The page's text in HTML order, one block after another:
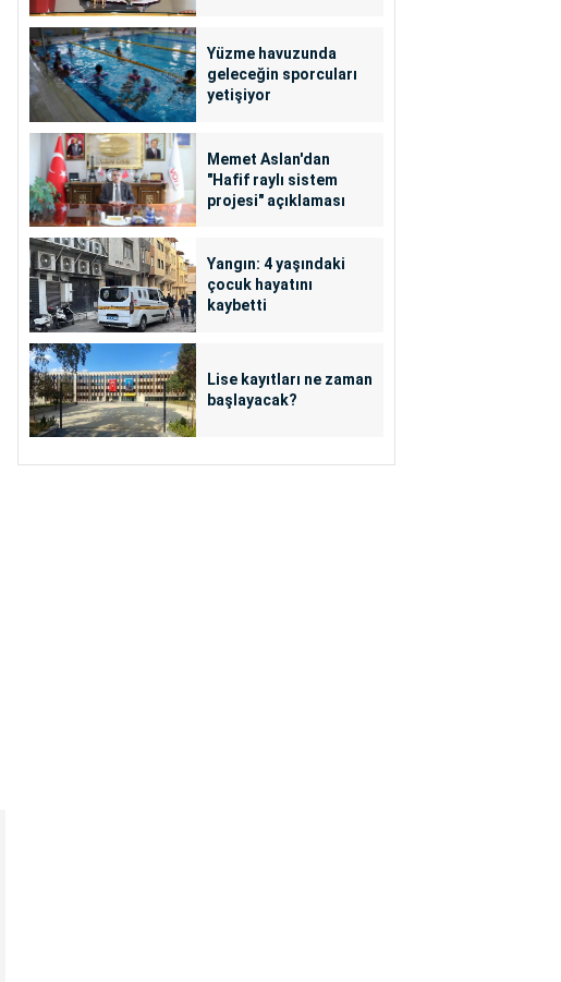
Yüzme havuzunda
geleceğin sporcuları
yetişiyor
Memet Aslan'dan
"Hafif raylı sistem
projesi" açıklaması
Yangın: 4 yaşındaki
çocuk hayatını
kaybetti
Lise kayıtları ne zaman
başlayacak?